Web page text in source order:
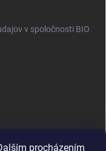
procházením
v spoločnosti BIO